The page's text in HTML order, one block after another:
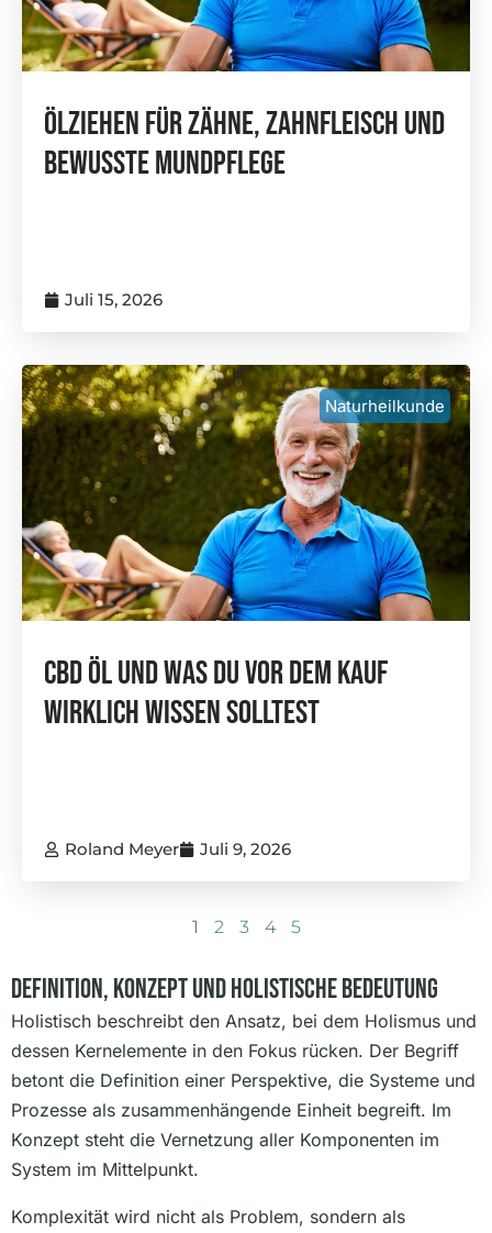
Ölziehen Für Zähne, Zahnfleisch Und
Bewusste Mundpflege
Juli 15, 2026
Naturheilkunde
CBD Öl Und Was Du Vor Dem Kauf
Wirklich Wissen Solltest
Roland Meyer Juli 9, 2026
1 2 3 4 5
Definition, Konzept Und Holistische Bedeutung
Holistisch beschreibt den Ansatz, bei dem Holismus und
dessen Kernelemente in den Fokus rücken. Der Begriff
betont die Definition einer Perspektive, die Systeme und
Prozesse als zusammenhängende Einheit begreift. Im
Konzept steht die Vernetzung aller Komponenten im
System im Mittelpunkt.
Komplexität wird nicht als Problem, sondern als